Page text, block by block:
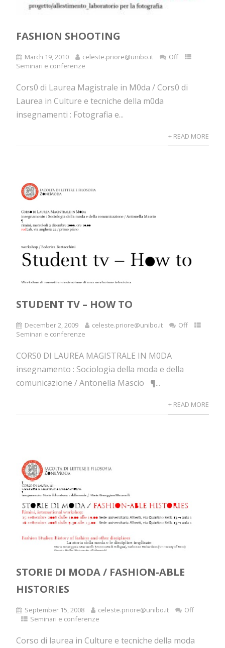
FASHION SHOOTING
March 19, 2010 celeste.priore@unibo.it
Off
Seminari e conferenze
Cors0 di Laurea Magistrale in M0da / Cors0 di
Laurea in Culture e tecniche della m0da
insegnamenti : Fotografia e...
+ READ MORE
STUDENT TV – HOW TO
December 2, 2009 celeste.priore@unibo.it
Off
Seminari e conferenze
CORS0 DI LAUREA MAGISTRALE IN M0DA
insegnamento : Sociologia della moda e della
comunicazione / Antonella Mascio ¶...
+ READ MORE
STORIE DI MODA / FASHION-ABLE
HISTORIES
September 15, 2008 celeste.priore@unibo.it
Off
Seminari e conferenze
Corso di laurea in Culture e tecniche della moda